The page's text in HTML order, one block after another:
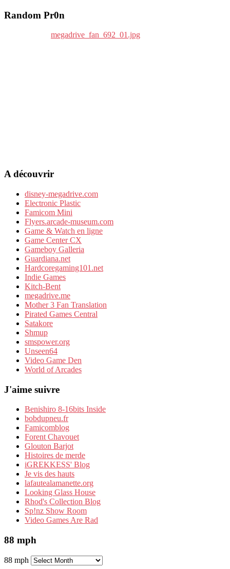
Random Pr0n
A découvrir
disney-megadrive.com
Electronic Plastic
Famicom Mini
Flyers.arcade-museum.com
Game & Watch en ligne
Game Center CX
Gameboy Galleria
Guardiana.net
Hardcoregaming101.net
Indie Games
Kitch-Bent
megadrive.me
Mother 3 Fan Translation
Pirated Games Central
Satakore
Shmup
smspower.org
Unseen64
Video Game Den
World of Arcades
J'aime suivre
Benishiro 8-16bits Inside
bobdupneu.fr
Famicomblog
Forent Chavouet
Glouton Barjot
Histoires de merde
iGREKKESS' Blog
Je vis des hauts
lafautealamanette.org
Looking Glass House
Rhod's Collection Blog
Sp!nz Show Room
Video Games Are Rad
88 mph
88 mph